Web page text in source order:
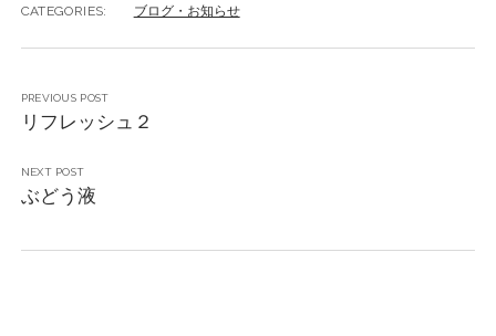
CATEGORIES: ブログ・お知らせ
PREVIOUS POST
リフレッシュ２
NEXT POST
ぶどう液